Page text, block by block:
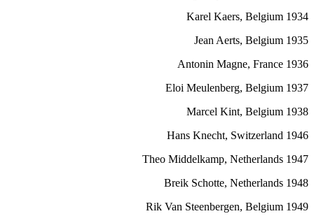
1934 Karel Kaers, Belgium
1935 Jean Aerts, Belgium
1936 Antonin Magne, France
1937 Eloi Meulenberg, Belgium
1938 Marcel Kint, Belgium
1946 Hans Knecht, Switzerland
1947 Theo Middelkamp, Netherlands
1948 Breik Schotte, Netherlands
1949 Rik Van Steenbergen, Belgium